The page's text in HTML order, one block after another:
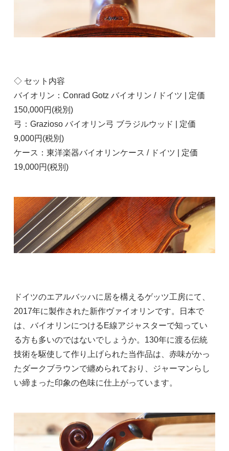
◇ セット内容
バイオリン：Conrad Gotz バイオリン / ドイツ | 定価
150,000円(税別)
弓：Grazioso バイオリン弓 ブラジルウッド | 定価
9,000円(税別)
ケース：東洋楽器バイオリンケース / ドイツ | 定価
19,000円(税別)
ドイツのエアルバッハに居を構えるゲッツ工房にて、
2017年に製作された新作ヴァイオリンです。日本で
は、バイオリンにつけるE線アジャスターで知ってい
る方も多いのではないでしょうか。130年に渡る伝統
技術を駆使して作り上げられた当作品は、赤味がかっ
たダークブラウンで纏められており、ジャーマンらし
い締まった印象の色味に仕上がっています。